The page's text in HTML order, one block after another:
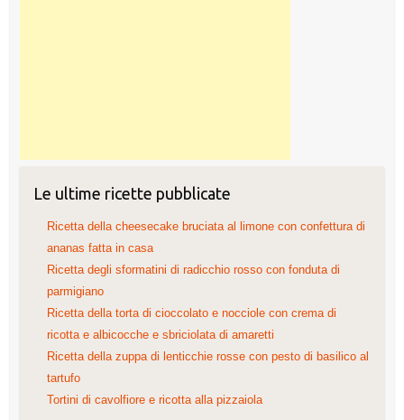
Le ultime ricette pubblicate
Ricetta della cheesecake bruciata al limone con confettura di
ananas fatta in casa
Ricetta degli sformatini di radicchio rosso con fonduta di
parmigiano
Ricetta della torta di cioccolato e nocciole con crema di
ricotta e albicocche e sbriciolata di amaretti
Ricetta della zuppa di lenticchie rosse con pesto di basilico al
tartufo
Tortini di cavolfiore e ricotta alla pizzaiola